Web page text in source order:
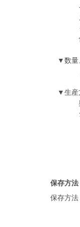
その
ご飯
うに
食べ
▼数量
１瓶
▼生産
奥尻
シン
保存方法
保存方